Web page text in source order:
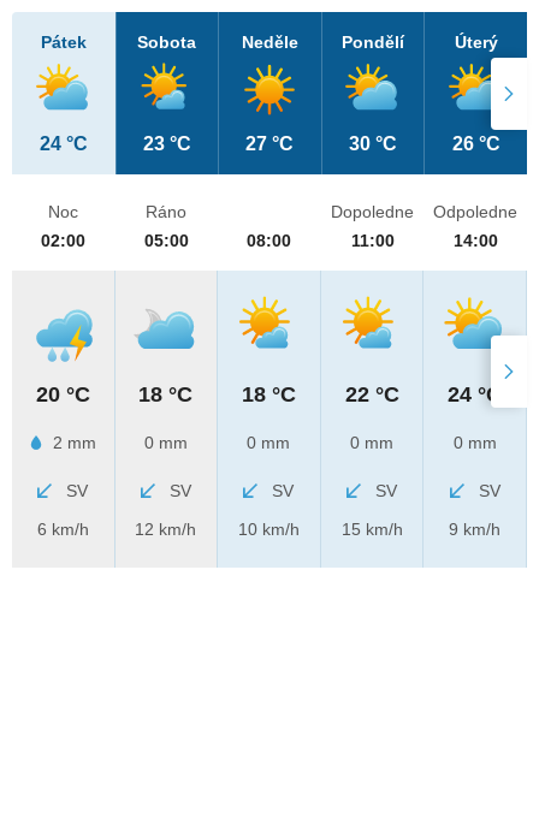
Pátek
24 °C
Sobota
23 °C
Neděle
27 °C
Pondělí
30 °C
Úterý
26 °C
Noc
02:00
20 °C
2 mm
SV
6 km/h
Ráno
05:00
18 °C
0 mm
SV
12 km/h
08:00
18 °C
0 mm
SV
10 km/h
Dopoledne
11:00
22 °C
0 mm
SV
15 km/h
Odpoledne
14:00
24 °C
0 mm
SV
9 km/h